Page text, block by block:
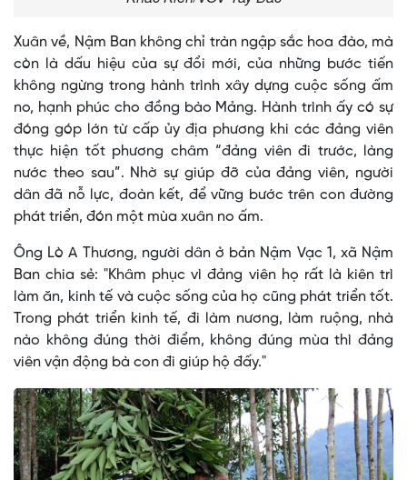
Xuân về, Nậm Ban không chỉ tràn ngập sắc hoa đào, mà
còn là dấu hiệu của sự đổi mới, của những bước tiến
không ngừng trong hành trình xây dựng cuộc sống ấm
no, hạnh phúc cho đồng bào Mảng. Hành trình ấy có sự
đóng góp lớn từ cấp ủy địa phương khi các đảng viên
thực hiện tốt phương châm “đảng viên đi trước, làng
nước theo sau”. Nhờ sự giúp đỡ của đảng viên, người
dân đã nỗ lực, đoàn kết, để vững bước trên con đường
phát triển, đón một mùa xuân no ấm.
Ông Lò A Thương, người dân ở bản Nậm Vạc 1, xã Nậm
Ban chia sẻ: "Khâm phục vì đảng viên họ rất là kiên trì
làm ăn, kinh tế và cuộc sống của họ cũng phát triển tốt.
Trong phát triển kinh tế, đi làm nương, làm ruộng, nhà
nào không đúng thời điểm, không đúng mùa thì đảng
viên vận động bà con đi giúp hộ đấy."